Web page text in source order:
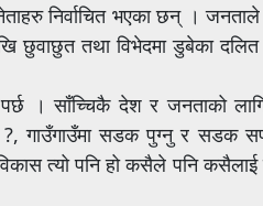
निर्वाचित भएका छन् ।
छुवाछुत तथा विभेदमा डुबेका
। साँच्चिकै देश र जनताको
?, गाउँगाउँमा सडक पुग्नु र सडक
त्यो पनि हो कसैले पनि कसैलाई